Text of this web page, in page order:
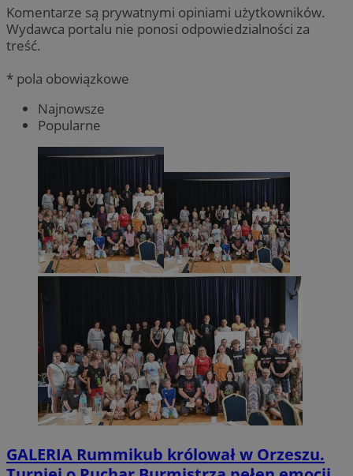
Komentarze są prywatnymi opiniami użytkowników.
Wydawca portalu nie ponosi odpowiedzialności za
treść.
* pola obowiązkowe
Najnowsze
Popularne
GALERIA Rummikub królował w Orzeszu.